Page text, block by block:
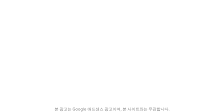
본 광고는 Google 애드센스 광고이며, 본 사이트와는 무관합니다.